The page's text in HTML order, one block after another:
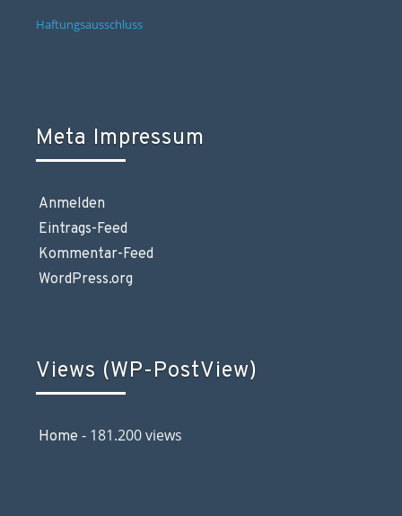
Haftungsausschluss
Meta Impressum
Anmelden
Eintrags-Feed
Kommentar-Feed
WordPress.org
Views (WP-PostView)
Home - 181.200 views